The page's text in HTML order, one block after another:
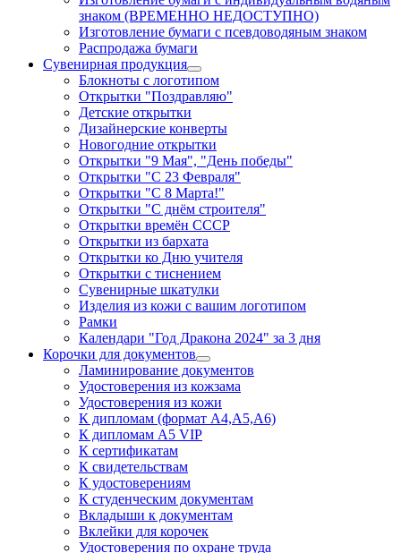
знаком (ВРЕМЕННО НЕДОСТУПНО)
Изготовление бумаги с псевдоводяным знаком
Распродажа бумаги
Сувенирная продукция
Блокноты с логотипом
Открытки "Поздравляю"
Детские открытки
Дизайнерские конверты
Новогодние открытки
Открытки "9 Мая", "День победы"
Открытки "С 23 Февраля"
Открытки "С 8 Марта!"
Открытки "С днём строителя"
Открытки времён СССР
Открытки из бархата
Открытки ко Дню учителя
Открытки с тиснением
Сувенирные шкатулки
Изделия из кожи с вашим логотипом
Рамки
Календари "Год Дракона 2024" за 3 дня
Корочки для документов
Ламинирование документов
Удостоверения из кожзама
Удостоверения из кожи
К дипломам (формат А4,А5,А6)
К дипломам А5 VIP
К сертификатам
К свидетельствам
К удостоверениям
К студенческим документам
Вкладыши к документам
Вклейки для корочек
Удостоверения по охране труда